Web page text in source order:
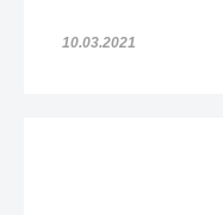
10.03.2021